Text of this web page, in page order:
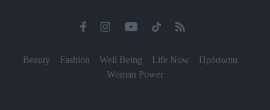
Beauty Fashion Well Being Life Now
Πρόσωπα
Woman Power